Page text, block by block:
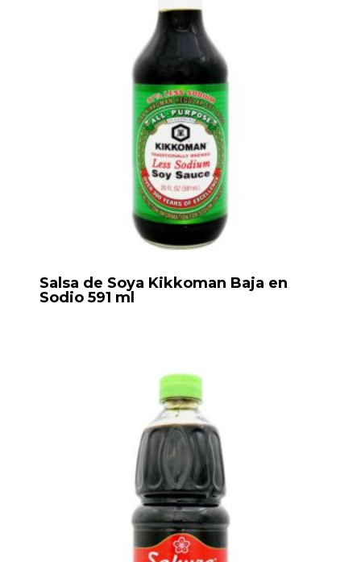
Salsa de Soya Kikkoman Baja en
Sodio 591 ml